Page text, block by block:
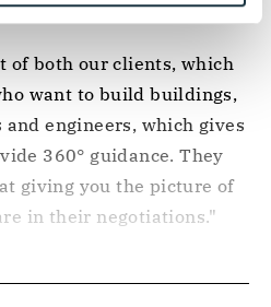
want to build buildings,
engineers, which gives
360° guidance. They
giving you the picture of
in their negotiations."